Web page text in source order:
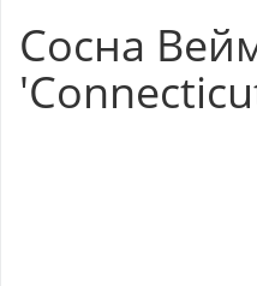
Сосна